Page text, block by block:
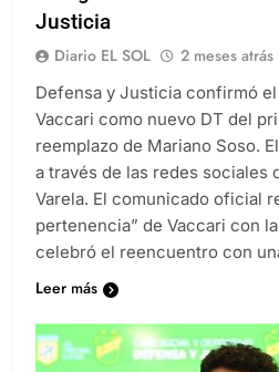
Justicia
Diario EL SOL 2 meses atrás
Defensa y Justicia confirmó
Vaccari como nuevo DT del
reemplazo de Mariano Soso.
a través de las redes sociales
Varela. El comunicado oficial
pertenencia” de Vaccari con
celebró el reencuentro con
Leer más